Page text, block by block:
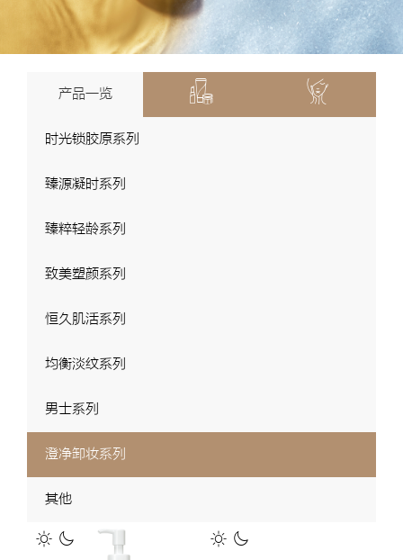
产品一览
时光锁胶原系列
臻源凝时系列
臻粹轻龄系列
致美塑颜系列
恒久肌活系列
均衡淡纹系列
男士系列
澄净卸妆系列
其他